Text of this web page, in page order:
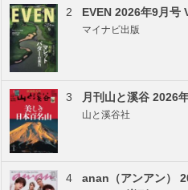
2 EVEN 2026年9月号
マイナビ出版
3 月刊山と溪谷 2026
山と溪谷社
4
anan（アンアン）